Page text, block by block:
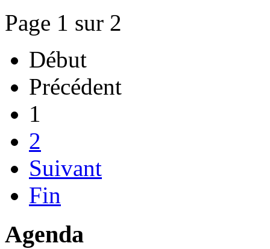
Page 1 sur 2
Début
Précédent
1
2
Suivant
Fin
Agenda